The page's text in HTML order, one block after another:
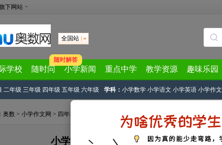
下网站
全国站
学校 随时问
随时解答
小学新闻 重点中学 教学资源 趣味乐园
二年级 三年级 四年级 五年级 六年级 学科： 小学数学 小学语文 小学英语 小学作文
奥数 > 小学作文网 > 四年级作文
小学四年级写作范文：我的朋友